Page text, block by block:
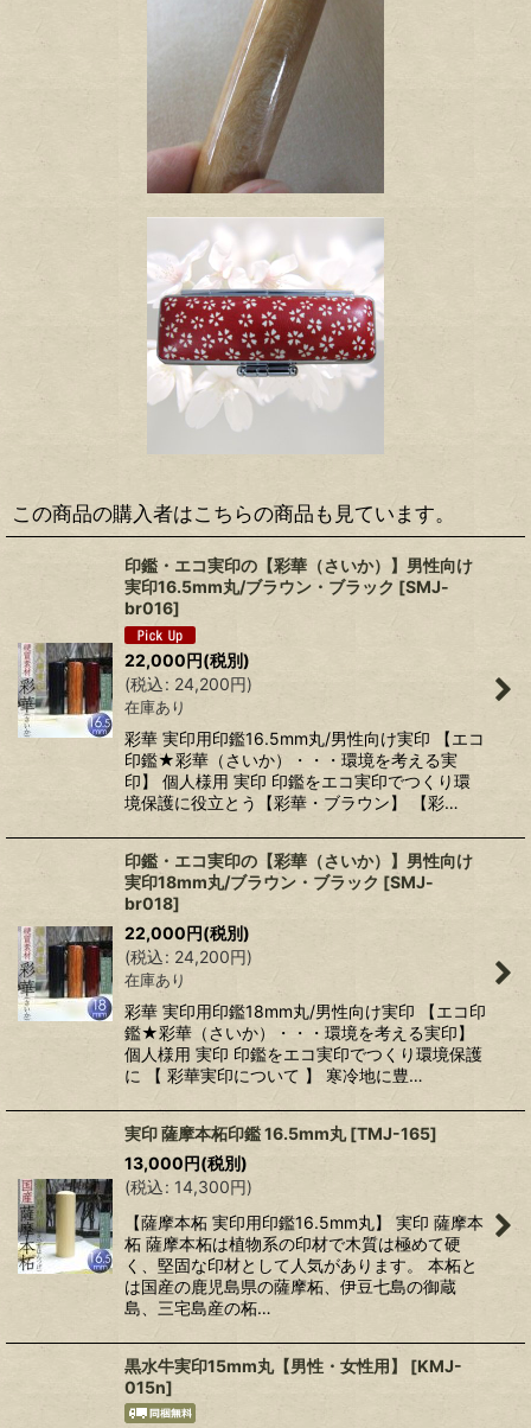
この商品の購入者はこちらの商品も見ています。
印鑑・エコ実印の【彩華（さいか）】男性向け
実印16.5mm丸/ブラウン・ブラック [SMJ-
br016]
22,000円(税別)
(税込: 24,200円)
在庫あり
彩華 実印用印鑑16.5mm丸/男性向け実印 【エコ
印鑑★彩華（さいか）・・・環境を考える実
印】 個人様用 実印 印鑑をエコ実印でつくり環
境保護に役立とう【彩華・ブラウン】 【彩…
印鑑・エコ実印の【彩華（さいか）】男性向け
実印18mm丸/ブラウン・ブラック [SMJ-
br018]
22,000円(税別)
(税込: 24,200円)
在庫あり
彩華 実印用印鑑18mm丸/男性向け実印 【エコ印
鑑★彩華（さいか）・・・環境を考える実印】
個人様用 実印 印鑑をエコ実印でつくり環境保護
に 【 彩華実印について 】 寒冷地に豊…
実印 薩摩本柘印鑑 16.5mm丸 [TMJ-165]
13,000円(税別)
(税込: 14,300円)
【薩摩本柘 実印用印鑑16.5mm丸】 実印 薩摩本
柘 薩摩本柘は植物系の印材で木質は極めて硬
く、堅固な印材として人気があります。 本柘と
は国産の鹿児島県の薩摩柘、伊豆七島の御蔵
島、三宅島産の柘…
黒水牛実印15mm丸【男性・女性用】 [KMJ-
015n]